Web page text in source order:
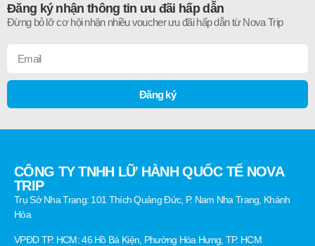
Đăng ký nhận thông tin ưu đãi hấp dẫn
Đừng bỏ lỡ cơ hội nhận nhiều voucher ưu đãi hấp dẫn từ Nova Trip
Đăng ký
CÔNG TY TNHH LỮ HÀNH QUỐC TẾ NOVA
TRIP
Trụ Sở Nha Trang: 101 Thích Quảng Đức, P. Nam Nha Trang, Khánh
Hòa
VPĐD TP. HCM: 46 Hồ Bá Kiện, Phường Hòa Hưng, TP. HCM